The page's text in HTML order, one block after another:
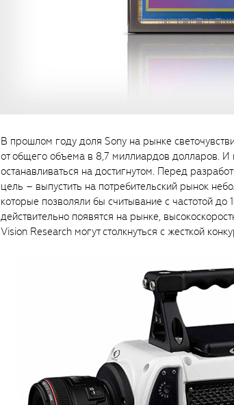
В прошлом году доля Sony на рынке
от общего объема в 8,7 миллиардов долларов. И
останавливаться на достигнутом. Перед
цель – выпустить на потребительский рынок
которые позволяли бы считывание с частотой
действительно появятся на рынке,
Vision Research могут столкнуться с жесткой